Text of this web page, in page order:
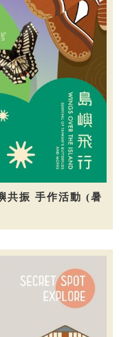
共振 手作活動 (暑